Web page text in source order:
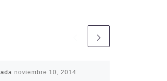
noviembre 10, 2014